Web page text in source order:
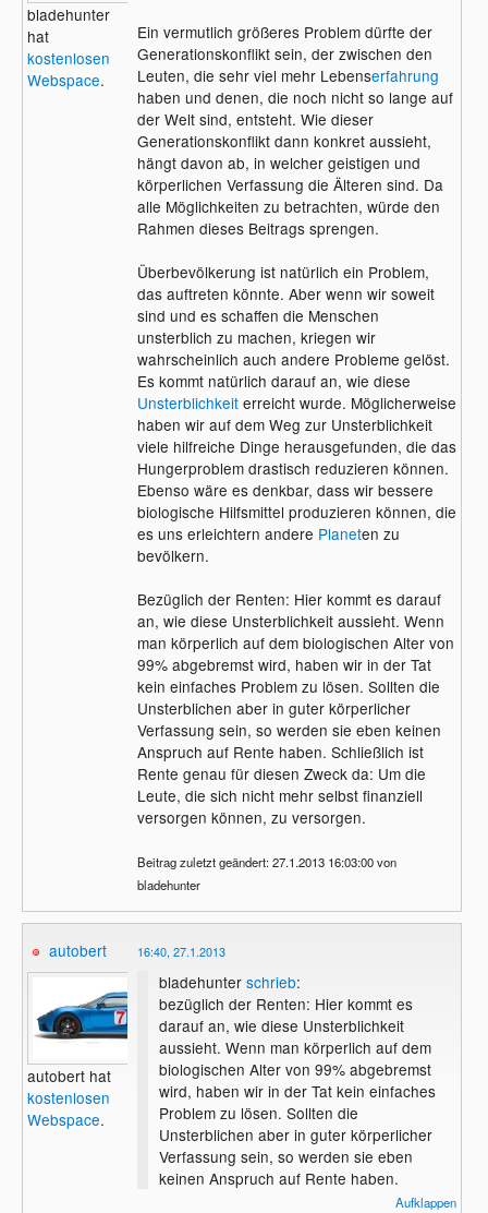
bladehunter
hat
kostenlosen
Webspace.
Ein vermutlich größeres Problem dürfte der
Generationskonflikt sein, der zwischen den
Leuten, die sehr viel mehr Lebenserfahrung
haben und denen, die noch nicht so lange auf
der Welt sind, entsteht. Wie dieser
Generationskonflikt dann konkret aussieht,
hängt davon ab, in welcher geistigen und
körperlichen Verfassung die Älteren sind. Da
alle Möglichkeiten zu betrachten, würde den
Rahmen dieses Beitrags sprengen.
Überbevölkerung ist natürlich ein Problem,
das auftreten könnte. Aber wenn wir soweit
sind und es schaffen die Menschen
unsterblich zu machen, kriegen wir
wahrscheinlich auch andere Probleme gelöst.
Es kommt natürlich darauf an, wie diese
Unsterblichkeiterreicht wurde. Möglicherweise
haben wir auf dem Weg zur Unsterblichkeit
viele hilfreiche Dinge herausgefunden, die das
Hungerproblem drastisch reduzieren können.
Ebenso wäre es denkbar, dass wir bessere
biologische Hilfsmittel produzieren können, die
es uns erleichtern andere Planeten zu
bevölkern.
Bezüglich der Renten: Hier kommt es darauf
an, wie diese Unsterblichkeit aussieht. Wenn
man körperlich auf dem biologischen Alter von
99% abgebremst wird, haben wir in der Tat
kein einfaches Problem zu lösen. Sollten die
Unsterblichen aber in guter körperlicher
Verfassung sein, so werden sie eben keinen
Anspruch auf Rente haben. Schließlich ist
Rente genau für diesen Zweck da: Um die
Leute, die sich nicht mehr selbst finanziell
versorgen können, zu versorgen.
Beitrag zuletzt geändert: 27.1.2013 16:03:00 von
bladehunter
autobert
autobert hat
kostenlosen
Webspace.
16:40, 27.1.2013
bladehunter schrieb:
bezüglich der Renten: Hier kommt es
darauf an, wie diese Unsterblichkeit
aussieht. Wenn man körperlich auf dem
biologischen Alter von 99% abgebremst
wird, haben wir in der Tat kein einfaches
Problem zu lösen. Sollten die
Unsterblichen aber in guter körperlicher
Verfassung sein, so werden sie eben
keinen Anspruch auf Rente haben.
Schließlich ist Rente genau für diesenAufklappen